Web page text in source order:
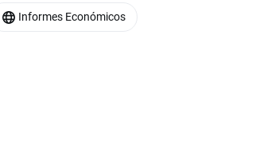
Informes Económicos